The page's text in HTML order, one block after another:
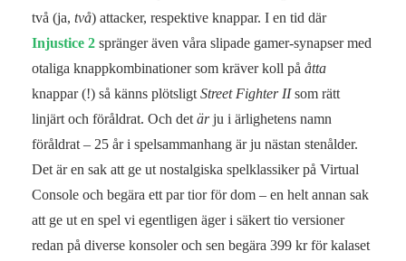
två (ja, två) attacker, respektive knappar. I en tid där
Injustice 2 spränger även våra slipade gamer-synapser med
otaliga knappkombinationer som kräver koll på åtta
knappar (!) så känns plötsligt Street Fighter IIsom rätt
linjärt och föråldrat. Och det ärju i ärlighetens namn
föråldrat – 25 år i spelsammanhang är ju nästan stenålder.
Det är en sak att ge ut nostalgiska spelklassiker på Virtual
Console och begära ett par tior för dom – en helt annan sak
att ge ut en spel vi egentligen äger i säkert tio versioner
redan på diverse konsoler och sen begära 399 kr för kalaset